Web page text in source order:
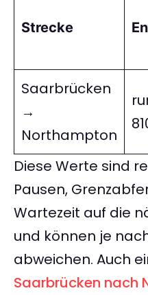
Strecke
Saarbrücken
→
Northampton
Diese Werte sind
Pausen,
Wartezeit auf die
und können je
abweichen. Auch
Saarbrücken nach